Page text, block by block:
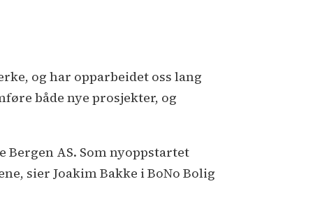
og har opparbeidet oss lang
både nye prosjekter, og
Bergen AS. Som nyoppstartet
sier Joakim Bakke i BoNo Bolig